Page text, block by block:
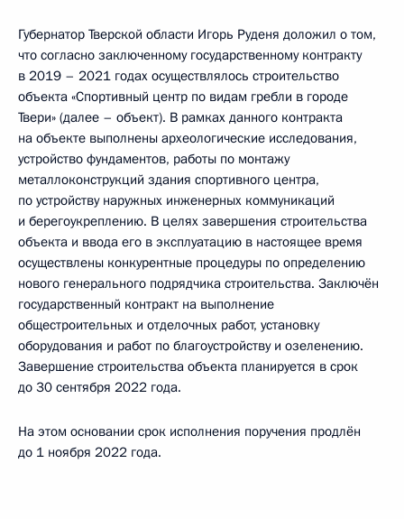
Губернатор Тверской области Игорь Руденя доложил о том,
что согласно заключенному государственному контракту
в 2019 – 2021 годах осуществлялось строительство
объекта «Спортивный центр по видам гребли в городе
Твери» (далее – объект). В рамках данного контракта
на объекте выполнены археологические исследования,
устройство фундаментов, работы по монтажу
металлоконструкций здания спортивного центра,
по устройству наружных инженерных коммуникаций
и берегоукреплению. В целях завершения строительства
объекта и ввода его в эксплуатацию в настоящее время
осуществлены конкурентные процедуры по определению
нового генерального подрядчика строительства. Заключён
государственный контракт на выполнение
общестроительных и отделочных работ, установку
оборудования и работ по благоустройству и озеленению.
Завершение строительства объекта планируется в срок
до 30 сентября 2022 года.
На этом основании срок исполнения поручения продлён
до 1 ноября 2022 года.